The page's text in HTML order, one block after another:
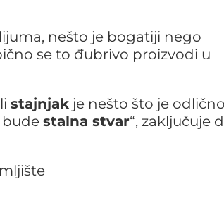
nešto je bogatiji nego
se to đubrivo proizvodi u
stajnjak je nešto što je
bude stalna stvar“, zaključuje